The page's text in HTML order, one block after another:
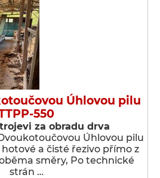
Úhlovou pilu
550
za obradu drva
Úhlovou pilu
hotové a čisté řezivo přímo z
směry, Po technické
strán …